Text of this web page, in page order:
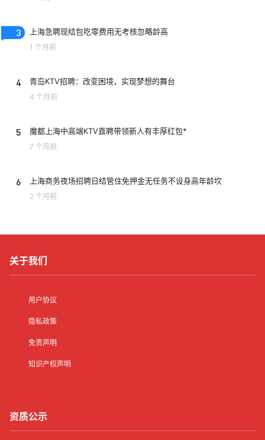
3 上海急聘现结包吃零费用无考核忽略龄高
1 个月前
4 青岛KTV招聘：改变困境，实现梦想的舞台
4 个月前
5 魔都上海中高端KTV直聘带领新人有丰厚红包*
7 个月前
6 上海商务夜场招聘日结管住免押金无任务不设身高年龄坎
2 个月前
关于我们
用户协议
隐私政策
免责声明
知识产权声明
资质公示